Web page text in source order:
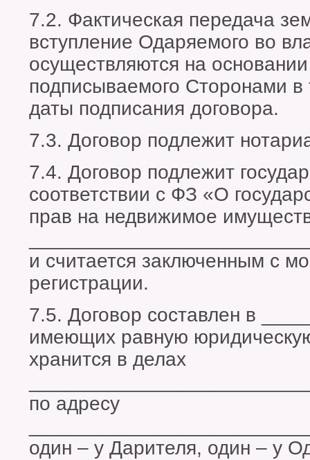
7.2. Фактическая передача
вступление Одаряемого во
осуществляются на
подписываемого Сторонами
даты подписания договора.
7.3. Договор подлежит
7.4. Договор подлежит
соответствии с ФЗ «О
прав на недвижимое
и считается заключенным с
регистрации.
7.5. Договор составлен в
имеющих равную
хранится в делах
по адресу
один – у Дарителя, один – у